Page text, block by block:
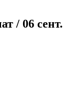
/ 06 сент.